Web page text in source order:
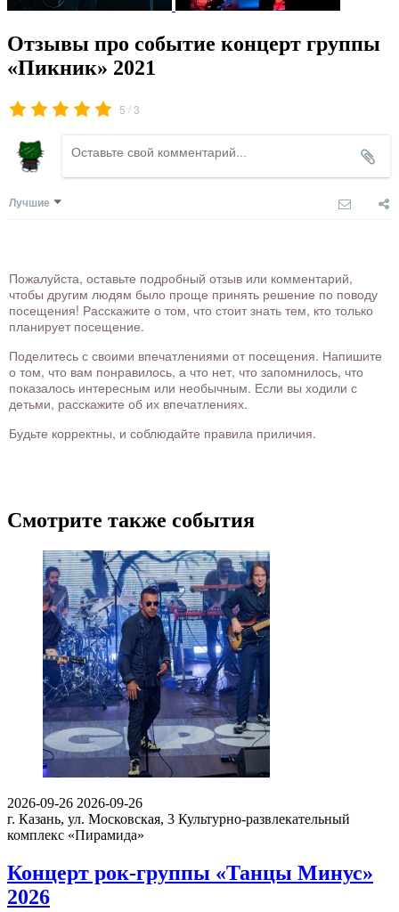
Отзывы про событие концерт группы
«Пикник» 2021
5 /3
Лучшие
Пожалуйста, оставьте подробный отзыв или комментарий,
чтобы другим людям было проще принять решение по поводу
посещения! Расскажите о том, что стоит знать тем, кто только
планирует посещение.
Поделитесь с своими впечатлениями от посещения. Напишите
о том, что вам понравилось, а что нет, что запомнилось, что
показалось интересным или необычным. Если вы ходили с
детьми, расскажите об их впечатлениях.
Будьте корректны, и соблюдайте правила приличия.
Смотрите также события
2026-09-26 2026-09-26
г. Казань, ул. Московская, 3 Культурно-развлекательный
комплекс «Пирамида»
Концерт рок-группы «Танцы Минус»
2026